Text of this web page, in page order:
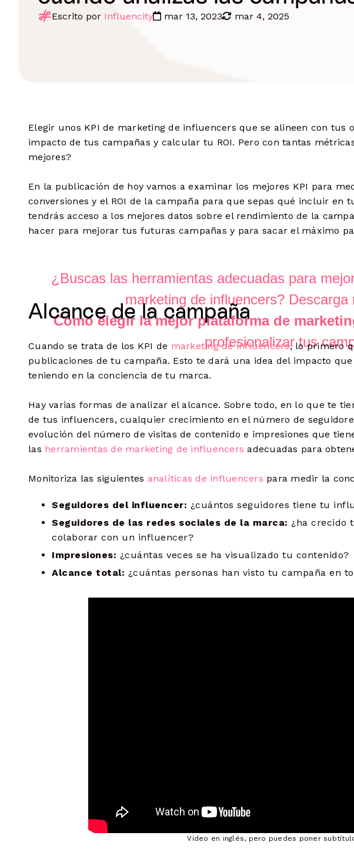
Organiza, visualiza y analiza contenido.
Contacta influencers
Paga a múltiples influencers en
cualquier moneda
todos los niveles
Escrito por Influencity mar 13, 2023 mar 4, 2025
Elegir unos KPI de marketing de influencers que se alineen con tus
impacto de tus campañas y calcular tu ROI. Pero con tantas
mejores?
En la publicación de hoy vamos a examinar los mejores KPI para
conversiones y el ROI de la campaña para que sepas qué incluir en
tendrás acceso a los mejores datos sobre el rendimiento de la
hacer para mejorar tus futuras campañas y para sacar el máximo
¿Buscas las herramientas adecuadas para
marketing de influencers?
Cómo elegir la mejor plataforma de
profesionalizar tus
Alcance de la campaña
Cuando se trata de los KPI de marketing de influencers, lo primero
publicaciones de tu campaña. Esto te dará una idea del impacto
teniendo en la conciencia de tu marca.
Hay varias formas de analizar el alcance. Sobre todo, en lo que te
de tus influencers, cualquier crecimiento en el número de
evolución del número de visitas de contenido e impresiones que
las herramientas de marketing de influencers adecuadas para
Monitoriza las siguientes analíticas de influencers para medir la
Seguidores del influencer: ¿cuántos seguidores tiene tu
Seguidores de las redes sociales de la marca: ¿ha crecido
colaborar con un influencer?
Impresiones: ¿cuántas veces se ha visualizado tu contenido?
Alcance total: ¿cuántas personas han visto tu campaña en
Vídeo en inglés, pero puedes poner